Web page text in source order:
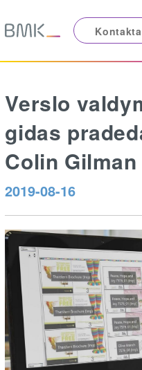
Verslo
gidas
Colin Gilman
2019-08-16